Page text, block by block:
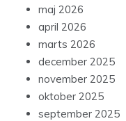
maj 2026
april 2026
marts 2026
december 2025
november 2025
oktober 2025
september 2025